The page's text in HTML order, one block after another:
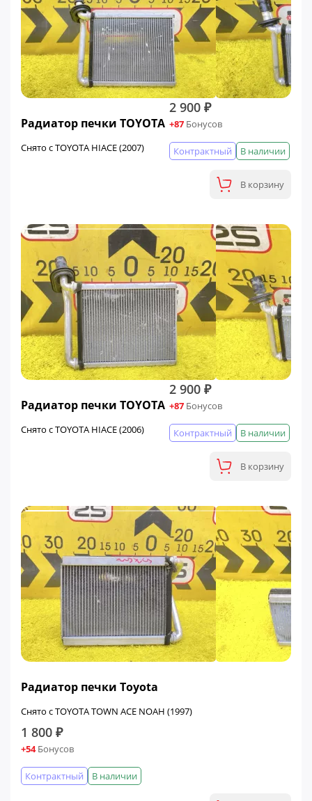
Радиатор печки TOYOTA
Снято с TOYOTA HIACE (2007)
2 900 ₽
+87 Бонусов
В наличии
Контрактный
В корзину
Радиатор печки TOYOTA
Снято с TOYOTA HIACE (2006)
2 900 ₽
+87 Бонусов
В наличии
Контрактный
В корзину
Радиатор печки Toyota
Снято с TOYOTA TOWN ACE NOAH (1997)
1 800 ₽
+54Бонусов
В наличии
Контрактный